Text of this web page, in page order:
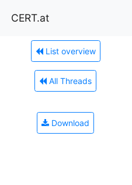
CERT.at
List overview
All Threads
Download